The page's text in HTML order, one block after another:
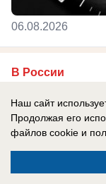
06.08.2026
В России
Усольцевых
сообщение
Новая тайна
спустя 10
Наш сайт
Продолжая его
файлов cookie и